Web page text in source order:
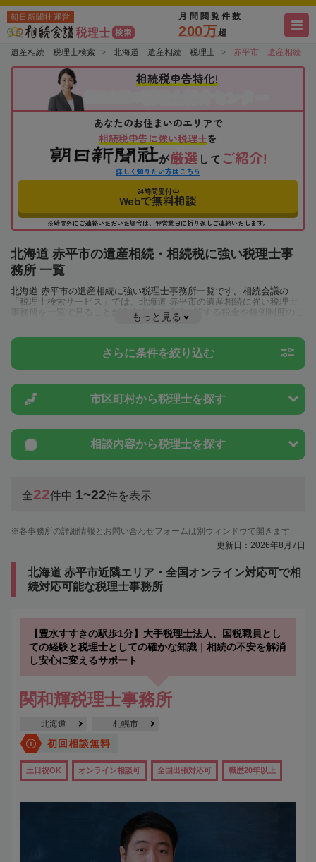
朝日新聞社運営 月間閲覧件数
200万超
遺産相続 税理士検索 北海道 遺産相続 税理士 赤平市 遺産相続
相続税申告特化!
あなたのお住まいのエリアで
相続税申告に強い税理士を
が厳選 して ご紹介!
詳しく知りたい方はこちら
24時間受付中
Webで無料相談
※時間外にご連絡いただいた場合は、翌営業日に折り返しご連絡いたします。
北海道 赤平市の遺産相続・相続税に強い税理士事
務所 一覧
北海道 赤平市の遺産相続に強い税理士事務所一覧です。相続会議の
「税理士検索サービス」では、北海道 赤平市の遺産相続に強い税理士
事務所を一覧で見ることが出来ます。相続に関する税金や特例制度のこ
とは一度近隣の税理士に相談してみましょう。
もっと見る
さらに条件を絞り込む
市区町村から税理士を探す
相談内容から税理士を探す
全22件中 1~22件を表示
各事務所の詳細情報とお問い合わせフォームは別ウィンドウで開きます
更新日：2026年8月7日
北海道 赤平市近隣エリア・全国オンライン対応可で相
続対応可能な税理士事務所
【豊水すすきの駅歩1分】大手税理士法人、国税職員とし
ての経験と税理士としての確かな知識｜相続の不安を解消
し安心に変えるサポート
関和輝税理士事務所
北海道 札幌市
初回相談無料
土日祝OK オンライン相談可 全国出張対応可 職歴20年以上